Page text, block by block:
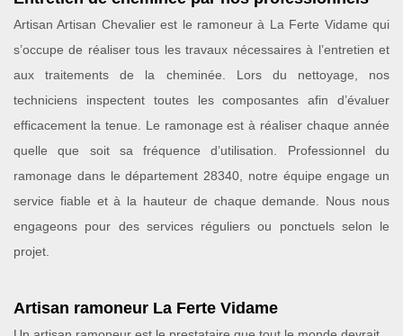
Artisan Artisan Chevalier est le ramoneur à La Ferte Vidame qui
s’occupe de réaliser tous les travaux nécessaires à l’entretien et
aux traitements de la cheminée. Lors du nettoyage, nos
techniciens inspectent toutes les composantes afin d’évaluer
efficacement la tenue. Le ramonage est à réaliser chaque année
quelle que soit sa fréquence d’utilisation. Professionnel du
ramonage dans le département 28340, notre équipe engage un
service fiable et à la hauteur de chaque demande. Nous nous
engageons pour des services réguliers ou ponctuels selon le
projet.
Artisan ramoneur La Ferte Vidame